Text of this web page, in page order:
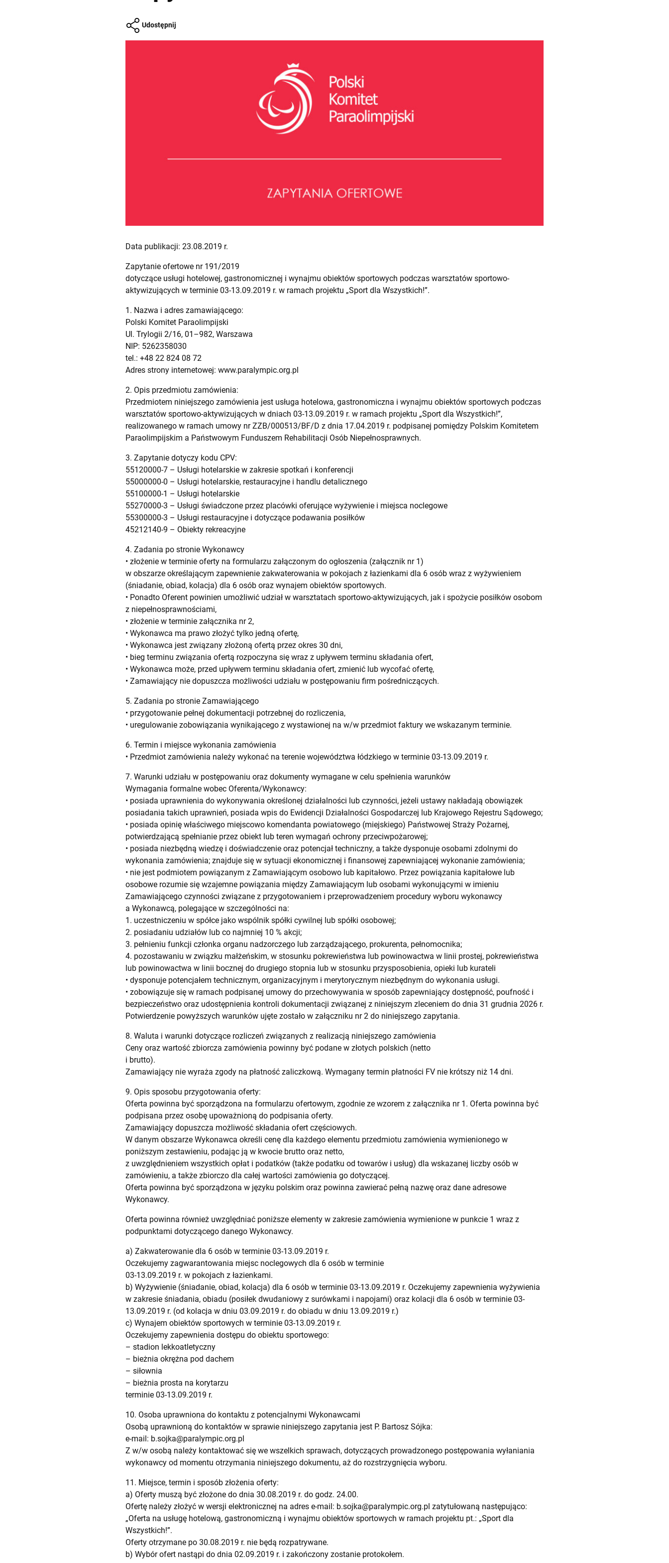
Udostępnij
Data publikacji: 23.08.2019 r.
Zapytanie ofertowe nr 191/2019
dotyczące usługi hotelowej, gastronomicznej i wynajmu obiektów sportowych podczas warsztatów sportowo-
aktywizujących w terminie 03-13.09.2019 r. w ramach projektu „Sport dla Wszystkich!”.
1. Nazwa i adres zamawiającego:
Polski Komitet Paraolimpijski
Ul. Trylogii 2/16, 01–982, Warszawa
NIP: 5262358030
tel.: +48 22 824 08 72
Adres strony internetowej: www.paralympic.org.pl
2. Opis przedmiotu zamówienia:
Przedmiotem niniejszego zamówienia jest usługa hotelowa, gastronomiczna i wynajmu obiektów sportowych podczas
warsztatów sportowo-aktywizujących w dniach 03-13.09.2019 r. w ramach projektu „Sport dla Wszystkich!”,
realizowanego w ramach umowy nr ZZB/000513/BF/D z dnia 17.04.2019 r. podpisanej pomiędzy Polskim Komitetem
Paraolimpijskim a Państwowym Funduszem Rehabilitacji Osób Niepełnosprawnych.
3. Zapytanie dotyczy kodu CPV:
55120000-7 – Usługi hotelarskie w zakresie spotkań i konferencji
55000000-0 – Usługi hotelarskie, restauracyjne i handlu detalicznego
55100000-1 – Usługi hotelarskie
55270000-3 – Usługi świadczone przez placówki oferujące wyżywienie i miejsca noclegowe
55300000-3 – Usługi restauracyjne i dotyczące podawania posiłków
45212140-9 – Obiekty rekreacyjne
4. Zadania po stronie Wykonawcy
• złożenie w terminie oferty na formularzu załączonym do ogłoszenia (załącznik nr 1)
w obszarze określającym zapewnienie zakwaterowania w pokojach z łazienkami dla 6 osób wraz z wyżywieniem
(śniadanie, obiad, kolacja) dla 6 osób oraz wynajem obiektów sportowych.
• Ponadto Oferent powinien umożliwić udział w warsztatach sportowo-aktywizujących, jak i spożycie posiłków osobom
z niepełnosprawnościami,
• złożenie w terminie załącznika nr 2,
• Wykonawca ma prawo złożyć tylko jedną ofertę,
• Wykonawca jest związany złożoną ofertą przez okres 30 dni,
• bieg terminu związania ofertą rozpoczyna się wraz z upływem terminu składania ofert,
• Wykonawca może, przed upływem terminu składania ofert, zmienić lub wycofać ofertę,
• Zamawiający nie dopuszcza możliwości udziału w postępowaniu firm pośredniczących.
5. Zadania po stronie Zamawiającego
• przygotowanie pełnej dokumentacji potrzebnej do rozliczenia,
• uregulowanie zobowiązania wynikającego z wystawionej na w/w przedmiot faktury we wskazanym terminie.
6. Termin i miejsce wykonania zamówienia
• Przedmiot zamówienia należy wykonać na terenie województwa łódzkiego w terminie 03-13.09.2019 r.
7. Warunki udziału w postępowaniu oraz dokumenty wymagane w celu spełnienia warunków
Wymagania formalne wobec Oferenta/Wykonawcy:
• posiada uprawnienia do wykonywania określonej działalności lub czynności, jeżeli ustawy nakładają obowiązek
posiadania takich uprawnień, posiada wpis do Ewidencji Działalności Gospodarczej lub Krajowego Rejestru Sądowego;
• posiada opinię właściwego miejscowo komendanta powiatowego (miejskiego) Państwowej Straży Pożarnej,
potwierdzającą spełnianie przez obiekt lub teren wymagań ochrony przeciwpożarowej;
• posiada niezbędną wiedzę i doświadczenie oraz potencjał techniczny, a także dysponuje osobami zdolnymi do
wykonania zamówienia; znajduje się w sytuacji ekonomicznej i finansowej zapewniającej wykonanie zamówienia;
• nie jest podmiotem powiązanym z Zamawiającym osobowo lub kapitałowo. Przez powiązania kapitałowe lub
osobowe rozumie się wzajemne powiązania między Zamawiającym lub osobami wykonującymi w imieniu
Zamawiającego czynności związane z przygotowaniem i przeprowadzeniem procedury wyboru wykonawcy
a Wykonawcą, polegające w szczególności na:
1. uczestniczeniu w spółce jako wspólnik spółki cywilnej lub spółki osobowej;
2. posiadaniu udziałów lub co najmniej 10 % akcji;
3. pełnieniu funkcji członka organu nadzorczego lub zarządzającego, prokurenta, pełnomocnika;
4. pozostawaniu w związku małżeńskim, w stosunku pokrewieństwa lub powinowactwa w linii prostej, pokrewieństwa
lub powinowactwa w linii bocznej do drugiego stopnia lub w stosunku przysposobienia, opieki lub kurateli
• dysponuje potencjałem technicznym, organizacyjnym i merytorycznym niezbędnym do wykonania usługi.
• zobowiązuje się w ramach podpisanej umowy do przechowywania w sposób zapewniający dostępność, poufność i
bezpieczeństwo oraz udostępnienia kontroli dokumentacji związanej z niniejszym zleceniem do dnia 31 grudnia 2026 r.
Potwierdzenie powyższych warunków ujęte zostało w załączniku nr 2 do niniejszego zapytania.
8. Waluta i warunki dotyczące rozliczeń związanych z realizacją niniejszego zamówienia
Ceny oraz wartość zbiorcza zamówienia powinny być podane w złotych polskich (netto
i brutto).
Zamawiający nie wyraża zgody na płatność zaliczkową. Wymagany termin płatności FV nie krótszy niż 14 dni.
9. Opis sposobu przygotowania oferty:
Oferta powinna być sporządzona na formularzu ofertowym, zgodnie ze wzorem z załącznika nr 1. Oferta powinna być
podpisana przez osobę upoważnioną do podpisania oferty.
Zamawiający dopuszcza możliwość składania ofert częściowych.
W danym obszarze Wykonawca określi cenę dla każdego elementu przedmiotu zamówienia wymienionego w
poniższym zestawieniu, podając ją w kwocie brutto oraz netto,
z uwzględnieniem wszystkich opłat i podatków (także podatku od towarów i usług) dla wskazanej liczby osób w
zamówieniu, a także zbiorczo dla całej wartości zamówienia go dotyczącej.
Oferta powinna być sporządzona w języku polskim oraz powinna zawierać pełną nazwę oraz dane adresowe
Wykonawcy.
Oferta powinna również uwzględniać poniższe elementy w zakresie zamówienia wymienione w punkcie 1 wraz z
podpunktami dotyczącego danego Wykonawcy.
a) Zakwaterowanie dla 6 osób w terminie 03-13.09.2019 r.
Oczekujemy zagwarantowania miejsc noclegowych dla 6 osób w terminie
03-13.09.2019 r. w pokojach z łazienkami.
b) Wyżywienie (śniadanie, obiad, kolacja) dla 6 osób w terminie 03-13.09.2019 r. Oczekujemy zapewnienia wyżywienia
w zakresie śniadania, obiadu (posiłek dwudaniowy z surówkami i napojami) oraz kolacji dla 6 osób w terminie 03-
13.09.2019 r. (od kolacja w dniu 03.09.2019 r. do obiadu w dniu 13.09.2019 r.)
c) Wynajem obiektów sportowych w terminie 03-13.09.2019 r.
Oczekujemy zapewnienia dostępu do obiektu sportowego:
– stadion lekkoatletyczny
– bieżnia okrężna pod dachem
– siłownia
– bieżnia prosta na korytarzu
terminie 03-13.09.2019 r.
10. Osoba uprawniona do kontaktu z potencjalnymi Wykonawcami
Osobą uprawnioną do kontaktów w sprawie niniejszego zapytania jest P. Bartosz Sójka:
e-mail: b.sojka@paralympic.org.pl
Z w/w osobą należy kontaktować się we wszelkich sprawach, dotyczących prowadzonego postępowania wyłaniania
wykonawcy od momentu otrzymania niniejszego dokumentu, aż do rozstrzygnięcia wyboru.
11. Miejsce, termin i sposób złożenia oferty:
a) Oferty muszą być złożone do dnia 30.08.2019 r. do godz. 24.00.
Ofertę należy złożyć w wersji elektronicznej na adres e-mail: b.sojka@paralympic.org.pl zatytułowaną następująco:
„Oferta na usługę hotelową, gastronomiczną i wynajmu obiektów sportowych w ramach projektu pt.: „Sport dla
Wszystkich!”.
Oferty otrzymane po 30.08.2019 r. nie będą rozpatrywane.
b) Wybór ofert nastąpi do dnia 02.09.2019 r. i zakończony zostanie protokołem.